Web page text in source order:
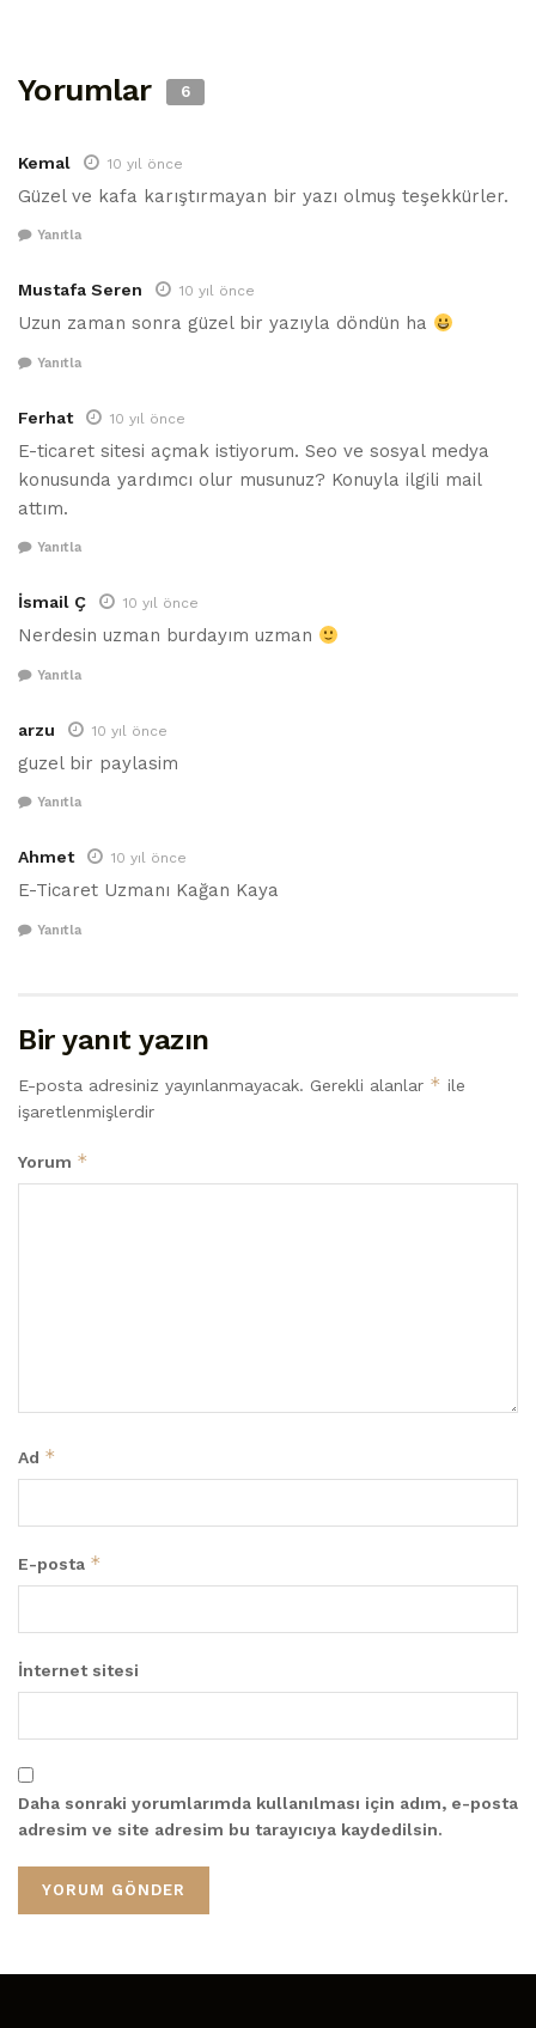
Yorumlar 6
Kemal 10 yıl önce
Güzel ve kafa karıştırmayan bir yazı olmuş teşekkürler.
Yanıtla
Mustafa Seren 10 yıl önce
Uzun zaman sonra güzel bir yazıyla döndün ha
Yanıtla
Ferhat 10 yıl önce
E-ticaret sitesi açmak istiyorum. Seo ve sosyal medya
konusunda yardımcı olur musunuz? Konuyla ilgili mail
attım.
Yanıtla
İsmail Ç 10 yıl önce
Nerdesin uzman burdayım uzman
Yanıtla
arzu 10 yıl önce
guzel bir paylasim
Yanıtla
Ahmet 10 yıl önce
E-Ticaret Uzmanı Kağan Kaya
Yanıtla
Bir yanıt yazın
E-posta adresiniz yayınlanmayacak. Gerekli alanlar * ile
işaretlenmişlerdir
Yorum *
Ad *
E-posta *
İnternet sitesi
Daha sonraki yorumlarımda kullanılması için adım, e-posta
adresim ve site adresim bu tarayıcıya kaydedilsin.